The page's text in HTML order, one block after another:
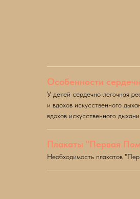
Особенности
У детей сердечно-легочная
и вдохов искусственного
вдохов искусственного
Плакаты "Первая
Необходимость плакатов